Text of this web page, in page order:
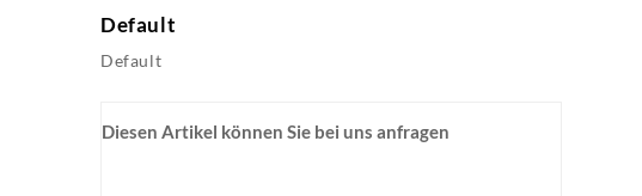
Default
Default
Diesen Artikel können Sie bei uns anfragen